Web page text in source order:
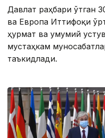
Давлат раҳбари ўтган
ва Европа Иттифоқи
ҳурмат ва умумий
мустаҳкам
таъкидлади.